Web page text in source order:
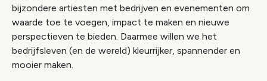
bijzondere artiesten met bedrijven en evenementen om
waarde toe te voegen, impact te maken en nieuwe
perspectieven te bieden. Daarmee willen we het
bedrijfsleven (en de wereld) kleurrijker, spannender en
mooier maken.